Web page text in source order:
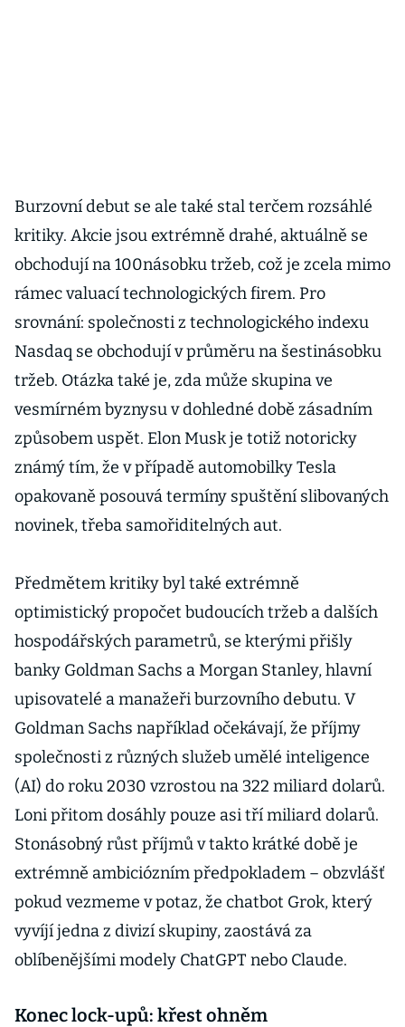
Burzovní debut se ale také stal terčem rozsáhlé
kritiky. Akcie jsou extrémně drahé, aktuálně se
obchodují na 100násobku tržeb, což je zcela mimo
rámec valuací technologických firem. Pro
srovnání: společnosti z technologického indexu
Nasdaq se obchodují v průměru na šestinásobku
tržeb. Otázka také je, zda může skupina ve
vesmírném byznysu v dohledné době zásadním
způsobem uspět. Elon Musk je totiž notoricky
známý tím, že v případě automobilky Tesla
opakovaně posouvá termíny spuštění slibovaných
novinek, třeba samořiditelných aut.
Předmětem kritiky byl také extrémně
optimistický propočet budoucích tržeb a dalších
hospodářských parametrů, se kterými přišly
banky Goldman Sachs a Morgan Stanley, hlavní
upisovatelé a manažeři burzovního debutu. V
Goldman Sachs například očekávají, že příjmy
společnosti z různých služeb umělé inteligence
(AI) do roku 2030 vzrostou na 322 miliard dolarů.
Loni přitom dosáhly pouze asi tří miliard dolarů.
Stonásobný růst příjmů v takto krátké době je
extrémně ambiciózním předpokladem – obzvlášť
pokud vezmeme v potaz, že chatbot Grok, který
vyvíjí jedna z divizí skupiny, zaostává za
oblíbenějšími modely ChatGPT nebo Claude.
Konec lock-upů: křest ohněm